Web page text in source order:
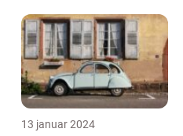
13 januar 2024